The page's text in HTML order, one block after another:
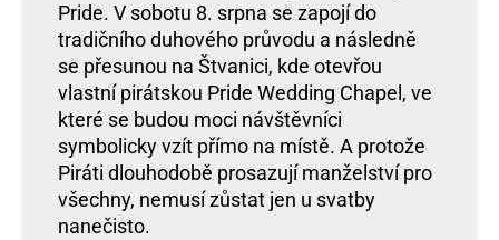
Pride. V sobotu 8. srpna se zapojí do
tradičního duhového průvodu a následně
se přesunou na Štvanici, kde otevřou
vlastní pirátskou Pride Wedding Chapel, ve
které se budou moci návštěvníci
symbolicky vzít přímo na místě. A protože
Piráti dlouhodobě prosazují manželství pro
všechny, nemusí zůstat jen u svatby
nanečisto.